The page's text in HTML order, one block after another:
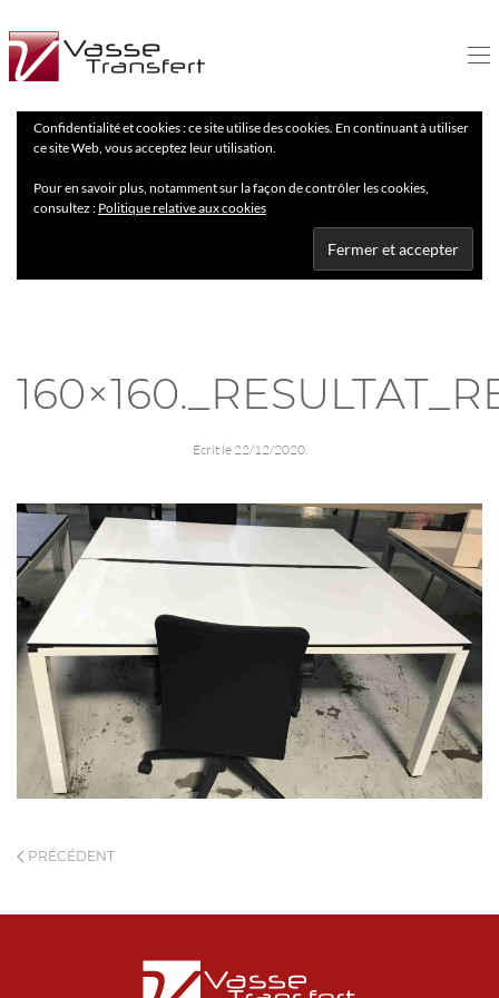
Confidentialité et cookies : ce site utilise des cookies. En continuant à utiliser
ce site Web, vous acceptez leur utilisation.
Pour en savoir plus, notamment sur la façon de contrôler les cookies,
consultez : Politique relative aux cookies
Écrit le 22/12/2020.
PRÉCÉDENT